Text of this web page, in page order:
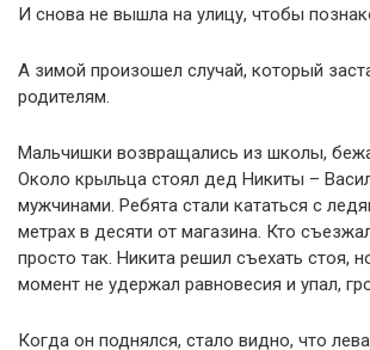
И снова не вышла на улицу, чтобы
А зимой произошел случай, который
родителям.
Мальчишки возвращались из школы,
Около крыльца стоял дед Никиты –
мужчинами. Ребята стали кататься с
метрах в десяти от магазина. Кто
просто так. Никита решил съехать стоя,
момент не удержал равновесия и упал,
Когда он поднялся, стало видно, что